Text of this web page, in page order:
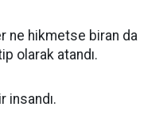
ne hikmetse biran da
olarak atandı.
insandı.